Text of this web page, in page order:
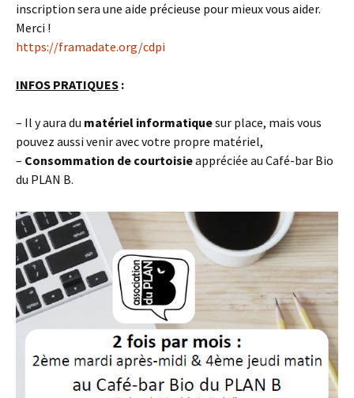
inscription sera une aide précieuse pour mieux vous aider.
Merci !
https://framadate.org/cdpi
INFOS PRATIQUES :
– Il y aura du matériel informatiquesur place, mais vous
pouvez aussi venir avec votre propre matériel,
– Consommation de courtoisieappréciée au Café-bar Bio
du PLAN B.